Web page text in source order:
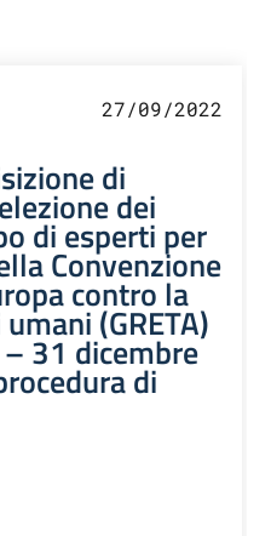
27/09/2022
di
dei
di esperti per
Convenzione
contro la
(GRETA)
31 dicembre
di